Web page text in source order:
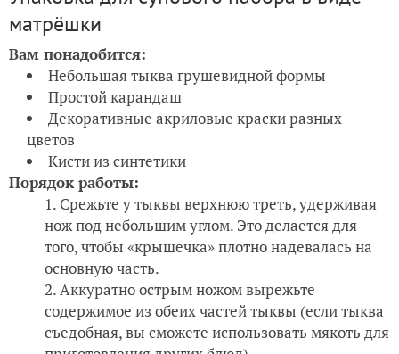
матрёшки
Вам понадобится:
Небольшая тыква грушевидной формы
Простой карандаш
Декоративные акриловые краски разных
цветов
Кисти из синтетики
Порядок работы:
Срежьте у тыквы верхнюю треть, удерживая
нож под небольшим углом. Это делается для
того, чтобы «крышечка» плотно надевалась на
основную часть.
Аккуратно острым ножом вырежьте
содержимое из обеих частей тыквы (если тыква
съедобная, вы сможете использовать мякоть для